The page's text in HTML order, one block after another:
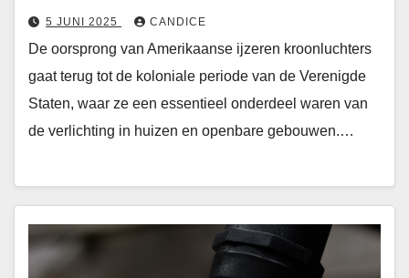
5 JUNI 2025 CANDICE
De oorsprong van Amerikaanse ijzeren kroonluchters
gaat terug tot de koloniale periode van de Verenigde
Staten, waar ze een essentieel onderdeel waren van
de verlichting in huizen en openbare gebouwen.…